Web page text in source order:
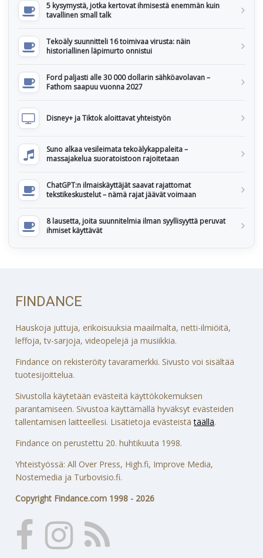
5 kysymystä, jotka kertovat ihmisestä enemmän kuin
tavallinen small talk
Tekoäly suunnitteli 16 toimivaa virusta: näin
historiallinen läpimurto onnistui
Ford paljasti alle 30 000 dollarin sähköavolavan –
Fathom saapuu vuonna 2027
Disney+ ja Tiktok aloittavat yhteistyön
Suno alkaa vesileimata tekoälykappaleita –
massajakelua suoratoistoon rajoitetaan
ChatGPT:n ilmaiskäyttäjät saavat rajattomat
tekstikeskustelut – nämä rajat jäävät voimaan
8 lausetta, joita suunnitelmia ilman syyllisyyttä peruvat
ihmiset käyttävät
FINDANCE
Hauskoja juttuja, erikoisuuksia maailmalta, netti-ilmiöitä,
leffoja, tv-sarjoja, videopelejä ja musiikkia.
Findance on rekisteröity tavaramerkki. Sivusto voi sisältää
tuotesijoittelua.
Sivustolla käytetään evästeitä käyttökokemuksen
parantamiseen. Sivustoa käyttämällä hyväksyt evästeiden
tallentamisen laitteellesi. Lisätietoja evästeistätäällä.
Findance on perustettu 20. huhtikuuta 1998.
Yhteistyössä: All Over Press, High.fi, Improve Media,
Nostemedia ja Turbovisio.fi.
Copyright Findance.com 1998 - 2026